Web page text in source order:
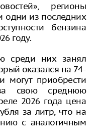
регионы
одни из последних
бензина
году.
среди них занял
оказался на 74-
могут приобрести
свою среднюю
2026 года цена
за литр, что на
с аналогичным